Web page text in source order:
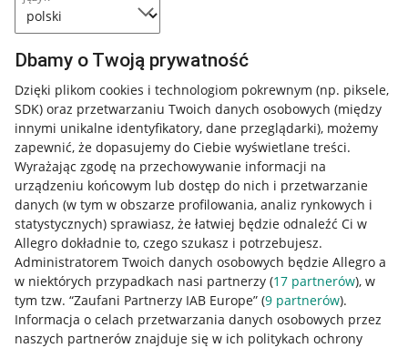
Dbamy o Twoją prywatność
Dzięki plikom cookies i technologiom pokrewnym (np. piksele,
SDK) oraz przetwarzaniu Twoich danych osobowych (między
innymi unikalne identyfikatory, dane przeglądarki), możemy
zapewnić, że dopasujemy do Ciebie wyświetlane treści.
Wyrażając zgodę na przechowywanie informacji na
urządzeniu końcowym lub dostęp do nich i przetwarzanie
danych (w tym w obszarze profilowania, analiz rynkowych i
statystycznych) sprawiasz, że łatwiej będzie odnaleźć Ci w
Allegro dokładnie to, czego szukasz i potrzebujesz.
Administratorem Twoich danych osobowych będzie Allegro a
w niektórych przypadkach nasi partnerzy (17 partnerów), w
tym tzw. “Zaufani Partnerzy IAB Europe” (9 partnerów).
Informacja o celach przetwarzania danych osobowych przez
naszych partnerów znajduje się w ich politykach ochrony
Przydatne informacje